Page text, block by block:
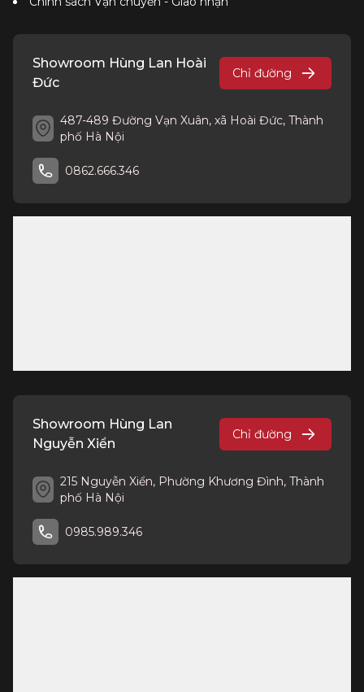
Showroom Hùng Lan Hoài
Đức
Chỉ đường
487-489 Đường Vạn Xuân, xã Hoài Đức, Thành
phố Hà Nội
0862.666.346
Showroom Hùng Lan
Nguyễn Xiển
Chỉ đường
215 Nguyễn Xiển, Phường Khương Đình, Thành
phố Hà Nội
0985.989.346